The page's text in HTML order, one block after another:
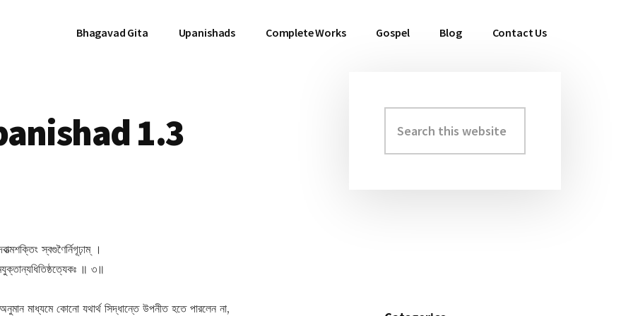
Bhagavad Gita Upanishads Complete Works Gospel Blog Contact Us
1.3
স্বগুণৈর্নিগূঢ়াম্ ।
॥ ৩॥
মাধ্যমে কোনো যথার্থ সিদ্ধান্তে উপনীত হতে পারলেন না,
Primary
Sidebar
this
website